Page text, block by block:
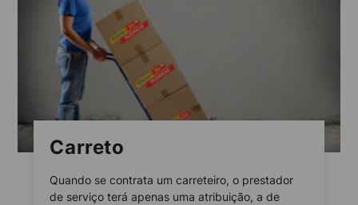
Carreto
Quando se contrata um carreteiro, o prestador
de serviço terá apenas uma atribuição, a de